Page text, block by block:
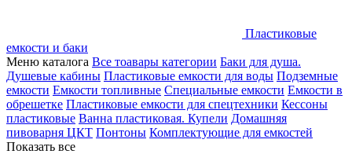
Пластиковые
емкости и баки
Меню каталога Все тоавары категории Баки для душа.
Душевые кабины Пластиковые емкости для воды Подземные
емкости Емкости топливные Специальные емкости Емкости в
обрешетке Пластиковые емкости для спецтехники Кессоны
пластиковые Ванна пластиковая. Купели Домашняя
пивоварня ЦКТ Понтоны Комплектующие для емкостей
Показать все